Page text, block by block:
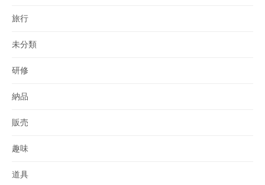
旅行
未分類
研修
納品
販売
趣味
道具